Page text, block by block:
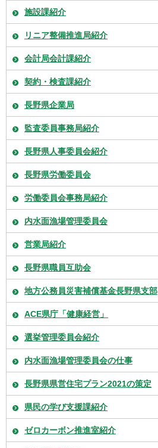
施設課紹介
リニア整備推進局紹介
会計局会計課紹介
契約・検査課紹介
長野県企業局
監査委員事務局紹介
長野県人事委員会紹介
長野県労働委員会
労働委員会事務局紹介
内水面漁場管理委員会
営業局紹介
長野県職員互助会
地方公務員災害補償基金長野県支部
ACE県庁「健康経営」
選挙管理委員会紹介
内水面漁場管理委員会の仕事
長野県県営住宅プラン2021の策定
県民の学び支援課紹介
ゼロカーボン推進室紹介